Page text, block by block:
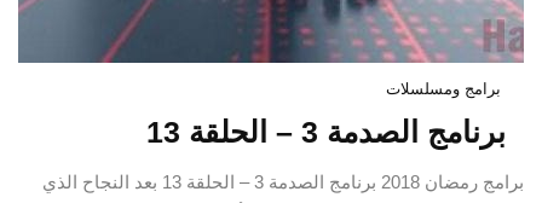
برامج ومسلسلات
برنامج الصدمة 3 – الحلقة 13
برامج رمضان 2018 برنامج الصدمة 3 – الحلقة 13 بعد النجاح الذي